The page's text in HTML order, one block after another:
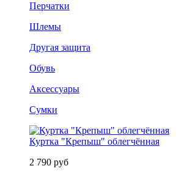
Перчатки
Шлемы
Другая защита
Обувь
Аксессуары
Сумки
Куртка "Крепыш" облегчённая
2 790 руб